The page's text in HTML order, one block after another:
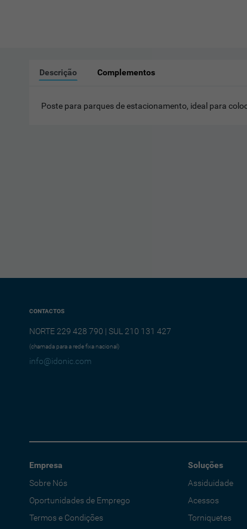
Descrição Complementos
Poste para parques de estacionamento, ideal para
CONTACTOS
NORTE 229 428 790 | SUL 210 131 427
(chamada para a rede fixa nacional)
info@idonic.com
Empresa
Sobre Nós
Oportunidades de Emprego
Termos e Condições
Soluções
Assiduidade
Acessos
Torniquetes